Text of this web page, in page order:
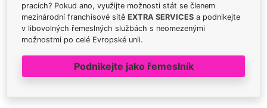
pracích? Pokud ano, využijte možnosti stát se členem
mezinárodní franchisové sítě EXTRA SERVICES a podnikejte
v libovolných řemeslných službách s neomezenými
možnostmi po celé Evropské unii.
Podnikejte jako řemeslník